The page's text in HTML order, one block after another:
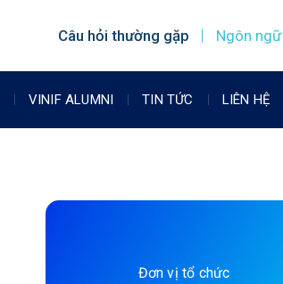
Câu hỏi thường gặp Ngôn ngữ
VINIF ALUMNI TIN TỨC LIÊN HỆ
Đơn vị tổ chức